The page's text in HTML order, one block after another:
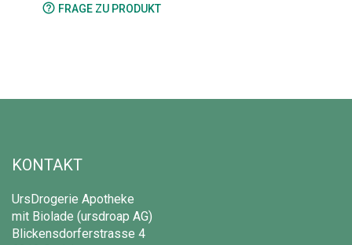
help_outline FRAGE ZU PRODUKT
KONTAKT
UrsDrogerie Apotheke
mit Biolade (ursdroap AG)
Blickensdorferstrasse 4